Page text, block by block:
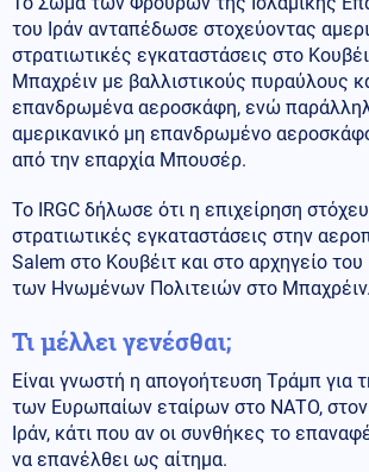
του Ιράν ανταπέδωσε στοχεύοντας
στρατιωτικές εγκαταστάσεις στο
Μπαχρέιν με βαλλιστικούς πυραύλους
επανδρωμένα αεροσκάφη, ενώ
αμερικανικό μη επανδρωμένο
από την επαρχία Μπουσέρ.
Το IRGC δήλωσε ότι η επιχείρηση
στρατιωτικές εγκαταστάσεις στην
Salem στο Κουβέιτ και στο αρχηγείο
των Ηνωμένων Πολιτειών στο Μπαχρέιν.
Τι μέλλει γενέσθαι;
Είναι γνωστή η απογοήτευση Τράμπ για
των Ευρωπαίων εταίρων στο ΝΑΤΟ,
Ιράν, κάτι που αν οι συνθήκες το
να επανέλθει ως αίτημα.